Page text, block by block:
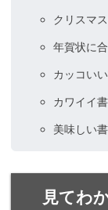
クリスマ
年賀状に
カッコい
カワイイ
美味しい
見てわ